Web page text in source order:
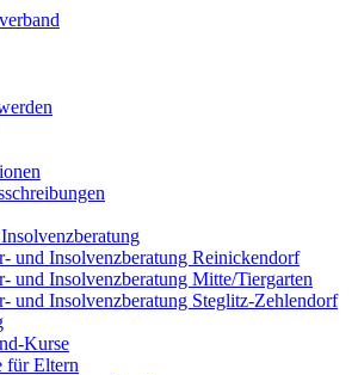
und Insolvenzberatung Reinickendorf
und Insolvenzberatung Mitte/Tiergarten
und Insolvenzberatung Steglitz-Zehlendorf
Kurse
für Eltern